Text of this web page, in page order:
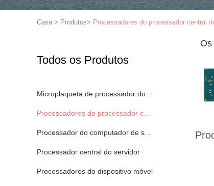
Casa > Produtos> Processadores do processador central
Todos os Produtos
Microplaqueta de processador do processador central
Processadores do processador central do portátil
Processador do computador de secretária
Processador central do servidor
Processadores do dispositivo móvel